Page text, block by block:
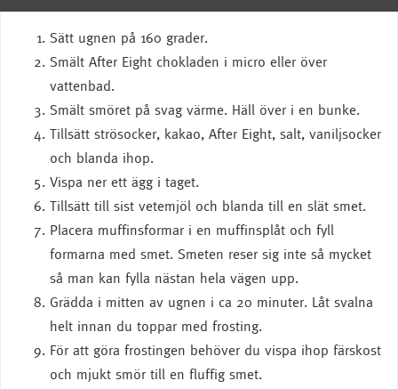
Sätt ugnen på 160 grader.
Smält After Eight chokladen i micro eller över
vattenbad.
Smält smöret på svag värme. Häll över i en bunke.
Tillsätt strösocker, kakao, After Eight, salt, vaniljsocker
och blanda ihop.
Vispa ner ett ägg i taget.
Tillsätt till sist vetemjöl och blanda till en slät smet.
Placera muffinsformar i en muffinsplåt och fyll
formarna med smet. Smeten reser sig inte så mycket
så man kan fylla nästan hela vägen upp.
Grädda i mitten av ugnen i ca 20 minuter. Låt svalna
helt innan du toppar med frosting.
För att göra frostingen behöver du vispa ihop färskost
och mjukt smör till en fluffig smet.